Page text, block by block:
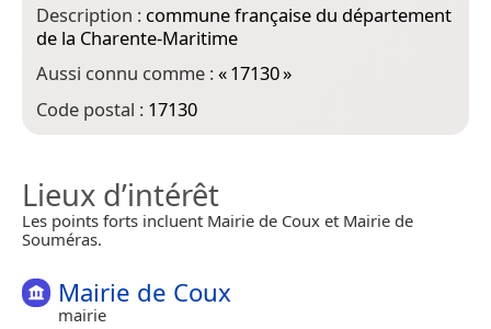
Description : commune française du département
de la Charente-Maritime
Aussi connu comme :«17130»
Code postal : 17130
Lieux d’intérêt
Les points forts incluent Mairie de Coux et Mairie de
Souméras.
Mairie de Coux
mairie